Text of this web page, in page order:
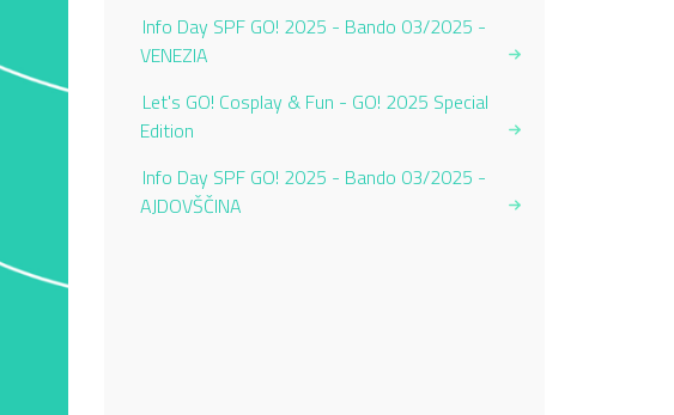
Info Day SPF GO! 2025 - Bando 03/2025 -
VENEZIA
Let's GO! Cosplay & Fun - GO! 2025 Special
Edition
Info Day SPF GO! 2025 - Bando 03/2025 -
AJDOVŠČINA